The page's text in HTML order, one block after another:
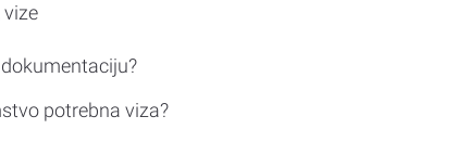
potrebna viza?